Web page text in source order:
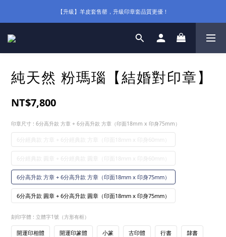
【升級】羊皮套售罄，升級印章套品質更優！
純天然 粉瑪瑙【結婚對印章】
NT$7,800
印章尺寸 : 6分高升款 方章 + 6分高升款 方章（印面18mm x 印身75mm）
6分經典款 方章 + 6分經典款 方章（印面18mm x 印身60mm）
6分經典款 圓章 + 6分經典款 圓章（印面18mm x 印身60mm）
6分高升款 方章 + 6分高升款 方章（印面18mm x 印身75mm）
6分高升款 圓章 + 6分高升款 圓章（印面18mm x 印身75mm）
刻印字體 : 立體字1號（方形有框）
開運印相體 開運印篆體 小篆 古印體 行書 隸書